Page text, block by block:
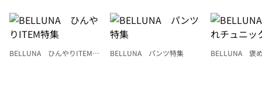
BELLUNA ひんやりITEM特
BELLUNA パンツ特集
BELLUNA 褒